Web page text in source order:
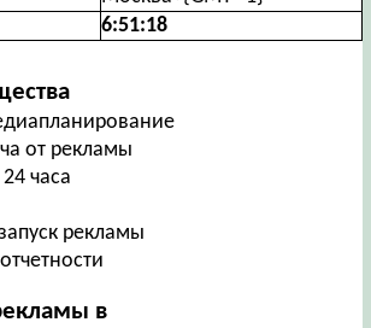
6:51:18
от рекламы
часа
рекламы
в